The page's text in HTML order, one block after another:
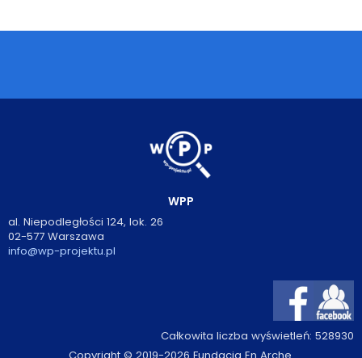
Podcasty
O książkach
FAQ
Kontakt
WPP
al. Niepodległości 124, lok. 26
02-577 Warszawa
info@wp-projektu.pl
Całkowita liczba wyświetleń: 528930